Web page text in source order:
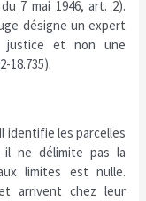
7 mai 1946, art. 2).
désigne un expert
justice et non une
18.735).
identifie les parcelles
ne délimite pas la
limites est nulle.
arrivent chez leur